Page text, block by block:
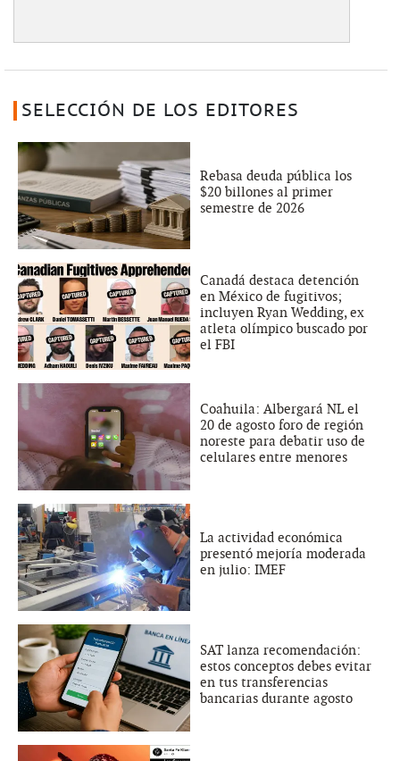
SELECCIÓN DE LOS EDITORES
Rebasa deuda pública los
$20 billones al primer
semestre de 2026
Canadá destaca detención
en México de fugitivos;
incluyen Ryan Wedding, ex
atleta olímpico buscado por
el FBI
Coahuila: Albergará NL el
20 de agosto foro de región
noreste para debatir uso de
celulares entre menores
La actividad económica
presentó mejoría moderada
en julio: IMEF
SAT lanza recomendación:
estos conceptos debes evitar
en tus transferencias
bancarias durante agosto